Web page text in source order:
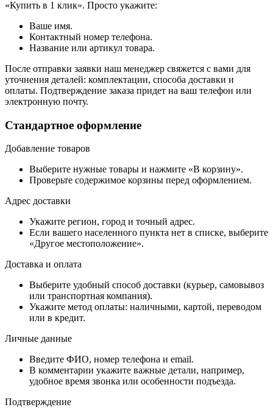
«Купить в 1 клик». Просто укажите:
Ваше имя.
Контактный номер телефона.
Название или артикул товара.
После отправки заявки наш менеджер свяжется с вами для
уточнения деталей: комплектации, способа доставки и
оплаты. Подтверждение заказа придет на ваш телефон или
электронную почту.
Стандартное оформление
Добавление товаров
Выберите нужные товары и нажмите «В корзину».
Проверьте содержимое корзины перед оформлением.
Адрес доставки
Укажите регион, город и точный адрес.
Если вашего населенного пункта нет в списке, выберите
«Другое местоположение».
Доставка и оплата
Выберите удобный способ доставки (курьер, самовывоз
или транспортная компания).
Укажите метод оплаты: наличными, картой, переводом
или в кредит.
Личные данные
Введите ФИО, номер телефона и email.
В комментарии укажите важные детали, например,
удобное время звонка или особенности подъезда.
Подтверждение